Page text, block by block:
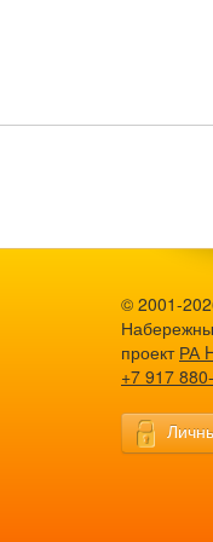
© 2001-
проект РА
+7 917